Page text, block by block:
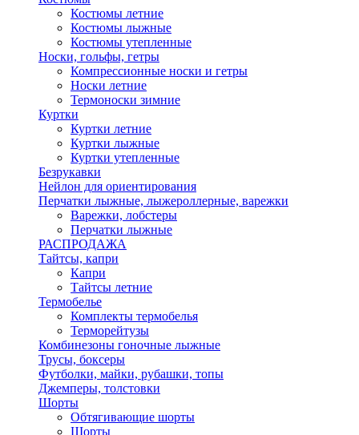
Костюмы летние
Костюмы лыжные
Костюмы утепленные
Носки, гольфы, гетры
Компрессионные носки и гетры
Носки летние
Термоноски зимние
Куртки
Куртки летние
Куртки лыжные
Куртки утепленные
Безрукавки
Нейлон для ориентирования
Перчатки лыжные, лыжероллерные, варежки
Варежки, лобстеры
Перчатки лыжные
РАСПРОДАЖА
Тайтсы, капри
Капри
Тайтсы летние
Термобелье
Комплекты термобелья
Терморейтузы
Комбинезоны гоночные лыжные
Трусы, боксеры
Футболки, майки, рубашки, топы
Джемперы, толстовки
Шорты
Обтягивающие шорты
Шорты